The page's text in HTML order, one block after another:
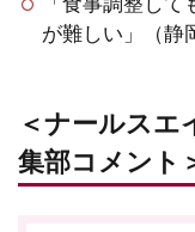
「食事調整し
が難しい」（静
＜ナールスエ
集部コメント